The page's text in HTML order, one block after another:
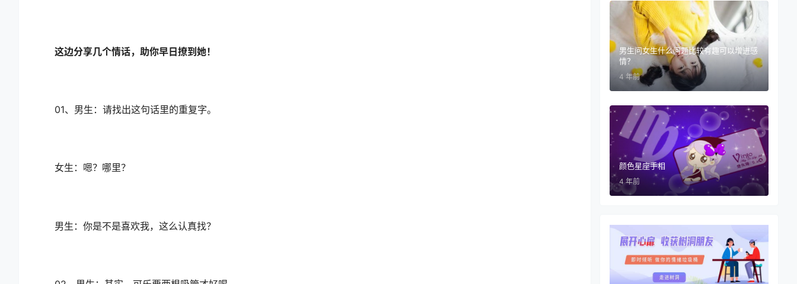
这边分享几个情话，助你早日撩到她！
01、男生：请找出这句话里的重复字。
女生：嗯？哪里？
男生：你是不是喜欢我，这么认真找？
男生问女生什么问题比较有趣可以增进感
情？
4 年前
颜色星座手相
4 年前